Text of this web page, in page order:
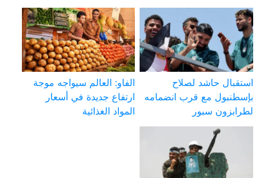
استقبال حاشد لصلاح
بإسطنبول مع قرب انضمامه
لطرابزون سبور
الفاو: العالم سيواجه موجة
ارتفاع جديدة في أسعار
المواد الغذائية